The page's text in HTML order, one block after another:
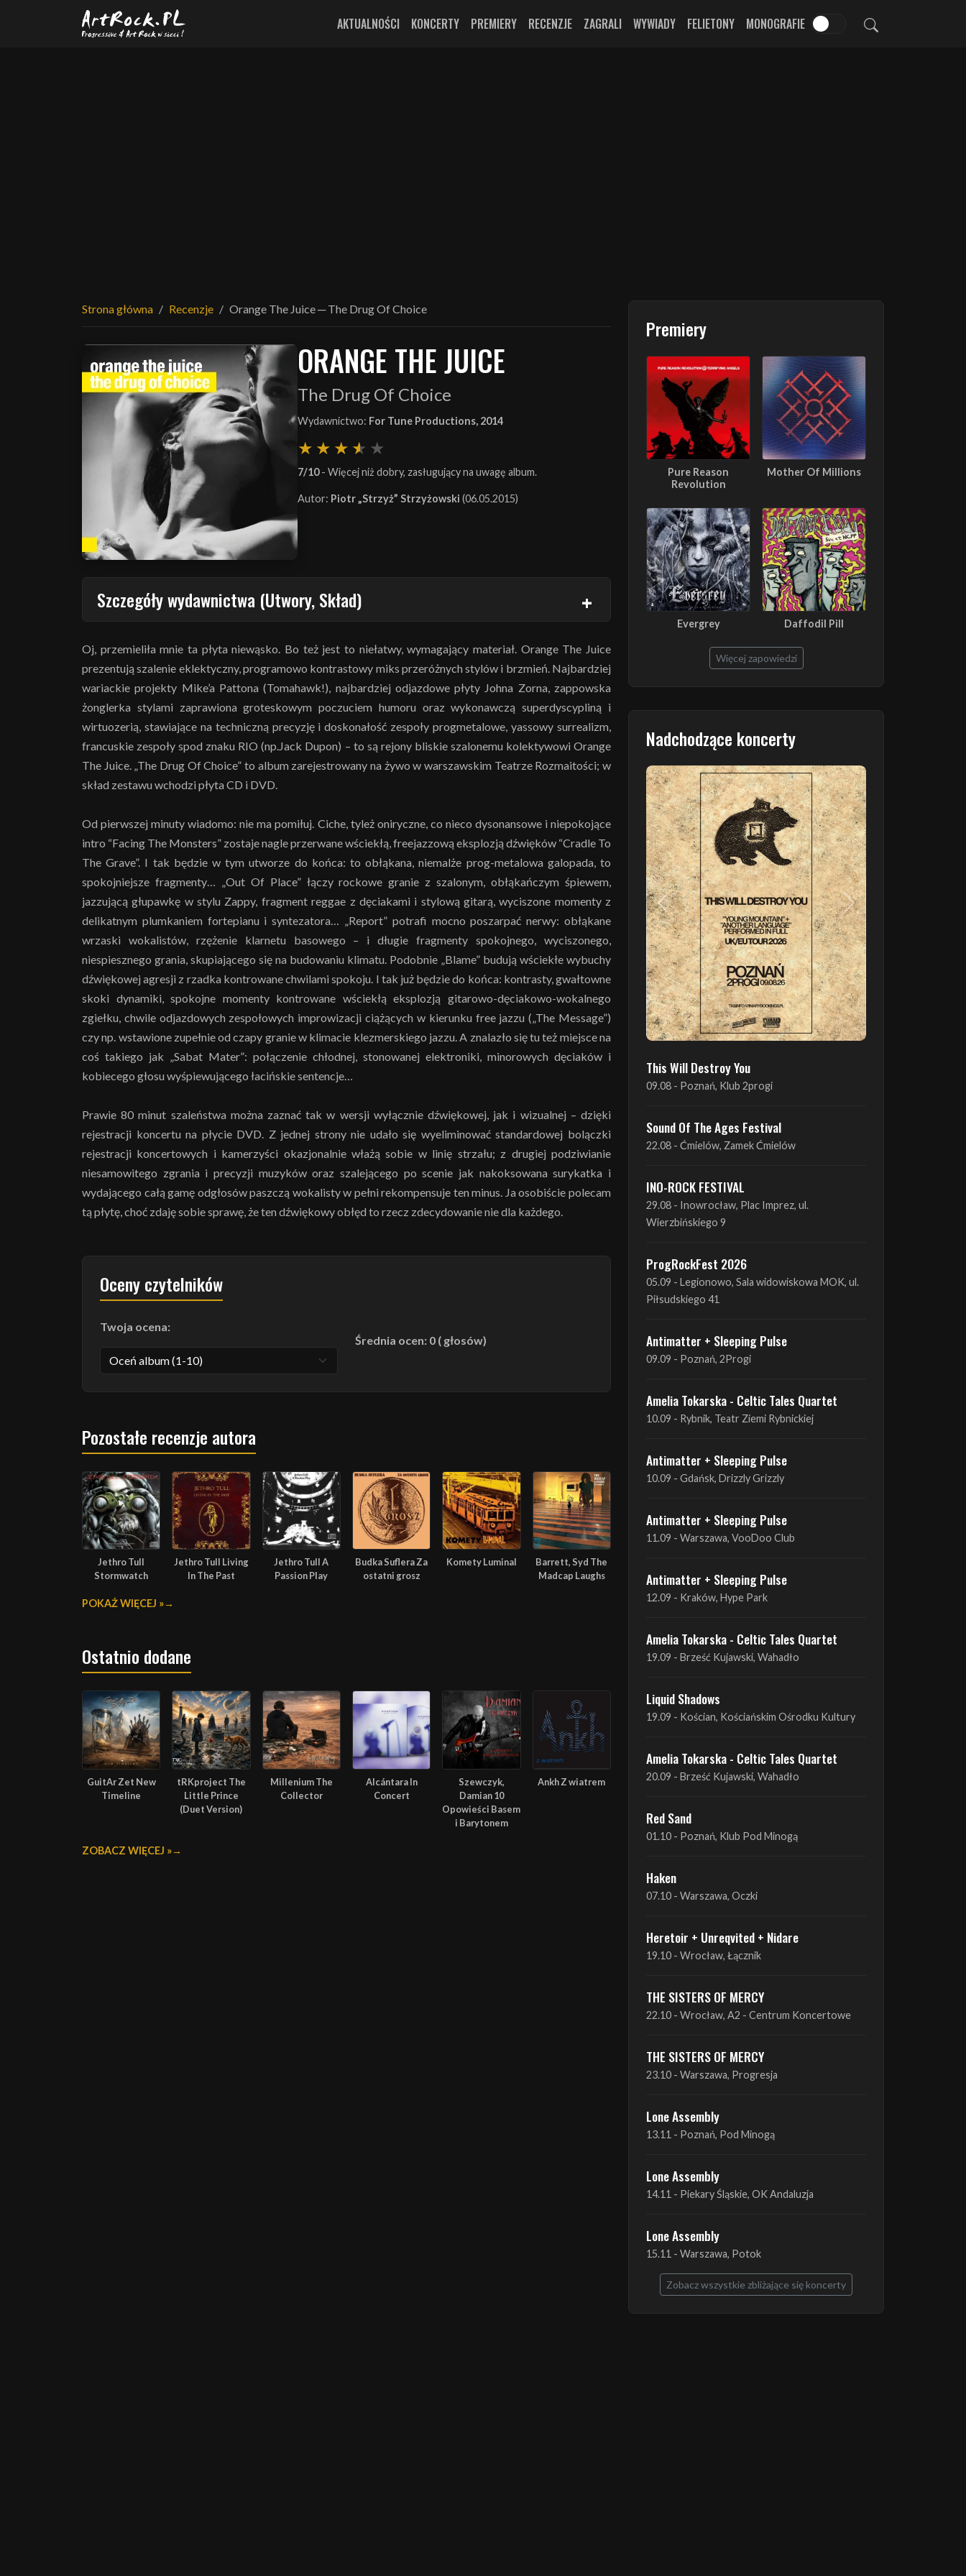
Przejdź do treści głównej
AKTUALNOŚCI KONCERTY PREMIERY RECENZJE ZAGRALI WYWIADY FELIETONY MONOGRAFIE
Strona główna Recenzje Orange The Juice ─ The Drug Of Choice
ORANGE THE JUICE
The Drug Of Choice
Wydawnictwo: For Tune Productions, 2014
7/10- Więcej niż dobry, zasługujący na uwagę album.
Autor: Piotr „Strzyż” Strzyżowski (06.05.2015)
Szczegóły wydawnictwa (Utwory, Skład)
Oj, przemieliła mnie ta płyta niewąsko. Bo też jest to niełatwy, wymagający materiał. Orange The Juice
prezentują szalenie eklektyczny, programowo kontrastowy miks przeróżnych stylów i brzmień. Najbardziej
wariackie projekty Mike’a Pattona (Tomahawk!), najbardziej odjazdowe płyty Johna Zorna, zappowska
żonglerka stylami zaprawiona groteskowym poczuciem humoru oraz wykonawczą superdyscypliną i
wirtuozerią, stawiające na techniczną precyzję i doskonałość zespoły progmetalowe, yassowy surrealizm,
francuskie zespoły spod znaku RIO (np.Jack Dupon) – to są rejony bliskie szalonemu kolektywowi Orange
The Juice. „The Drug Of Choice” to album zarejestrowany na żywo w warszawskim Teatrze Rozmaitości; w
skład zestawu wchodzi płyta CD i DVD.
Od pierwszej minuty wiadomo: nie ma pomiłuj. Ciche, tyleż oniryczne, co nieco dysonansowe i niepokojące
intro “Facing The Monsters” zostaje nagle przerwane wściekłą, freejazzową eksplozją dźwięków “Cradle To
The Grave”. I tak będzie w tym utworze do końca: to obłąkana, niemalże prog-metalowa galopada, to
spokojniejsze fragmenty… „Out Of Place” łączy rockowe granie z szalonym, obłąkańczym śpiewem,
jazzującą głupawkę w stylu Zappy, fragment reggae z dęciakami i stylową gitarą, wyciszone momenty z
delikatnym plumkaniem fortepianu i syntezatora… „Report” potrafi mocno poszarpać nerwy: obłąkane
wrzaski wokalistów, rzężenie klarnetu basowego – i długie fragmenty spokojnego, wyciszonego,
niespiesznego grania, skupiającego się na budowaniu klimatu. Podobnie „Blame” budują wściekłe wybuchy
dźwiękowej agresji z rzadka kontrowane chwilami spokoju. I tak już będzie do końca: kontrasty, gwałtowne
skoki dynamiki, spokojne momenty kontrowane wściekłą eksplozją gitarowo-dęciakowo-wokalnego
zgiełku, chwile odjazdowych zespołowych improwizacji ciążących w kierunku free jazzu („The Message”)
czy np. wstawione zupełnie od czapy granie w klimacie klezmerskiego jazzu. A znalazło się tu też miejsce na
coś takiego jak „Sabat Mater”: połączenie chłodnej, stonowanej elektroniki, minorowych dęciaków i
kobiecego głosu wyśpiewującego łacińskie sentencje…
Prawie 80 minut szaleństwa można zaznać tak w wersji wyłącznie dźwiękowej, jak i wizualnej – dzięki
rejestracji koncertu na płycie DVD. Z jednej strony nie udało się wyeliminować standardowej bolączki
rejestracji koncertowych i kamerzyści okazjonalnie włażą sobie w linię strzału; z drugiej podziwianie
niesamowitego zgrania i precyzji muzyków oraz szalejącego po scenie jak nakoksowana surykatka i
wydającego całą gamę odgłosów paszczą wokalisty w pełni rekompensuje ten minus. Ja osobiście polecam
tą płytę, choć zdaję sobie sprawę, że ten dźwiękowy obłęd to rzecz zdecydowanie nie dla każdego.
Oceny czytelników
Twoja ocena:
Średnia ocen: 0 ( głosów)
Pozostałe recenzje autora
Jethro Tull
Stormwatch
Jethro Tull Living
In The Past
Jethro Tull A
Passion Play
Budka Suflera Za
ostatni grosz
Komety Luminal
Barrett, Syd The
Madcap Laughs
POKAŻ WIĘCEJ »
Ostatnio dodane
GuitAr Zet New
Timeline
tRKproject The
Little Prince
(Duet Version)
Millenium The
Collector
Alcántara In
Concert
Szewczyk,
Damian 10
Opowieści Basem
i Barytonem
Ankh Z wiatrem
ZOBACZ WIĘCEJ »
Premiery
Pure Reason
Revolution
Mother Of Millions
Evergrey Daffodil Pill
Więcej zapowiedzi
Nadchodzące koncerty
Poprzedni Następny
This Will Destroy You
09.08 - Poznań, Klub 2progi
Sound Of The Ages Festival
22.08 - Ćmielów, Zamek Ćmielów
INO-ROCK FESTIVAL
29.08 - Inowrocław, Plac Imprez, ul.
ProgRockFest 2026
05.09 - Legionowo, Sala widowiskowa MOK, ul.
Antimatter + Sleeping Pulse
09.09 - Poznań, 2Progi
Amelia Tokarska - Celtic Tales Quartet
10.09 - Rybnik, Teatr Ziemi Rybnickiej
Antimatter + Sleeping Pulse
10.09 - Gdańsk, Drizzly Grizzly
Antimatter + Sleeping Pulse
11.09 - Warszawa, VooDoo Club
Antimatter + Sleeping Pulse
12.09 - Kraków, Hype Park
Amelia Tokarska - Celtic Tales Quartet
19.09 - Brześć Kujawski, Wahadło
Liquid Shadows
19.09 - Kościan, Kościańskim Ośrodku Kultury
Amelia Tokarska - Celtic Tales Quartet
20.09 - Brześć Kujawski, Wahadło
Red Sand
01.10 - Poznań, Klub Pod Minogą
Haken
07.10 - Warszawa, Oczki
Heretoir + Unreqvited + Nidare
19.10 - Wrocław, Łącznik
THE SISTERS OF MERCY
22.10 - Wrocław, A2 - Centrum Koncertowe
THE SISTERS OF MERCY
23.10 - Warszawa, Progresja
Lone Assembly
13.11 - Poznań, Pod Minogą
Lone Assembly
14.11 - Piekary Śląskie, OK Andaluzja
Lone Assembly
15.11 - Warszawa, Potok
Zobacz wszystkie zbliżające się koncerty